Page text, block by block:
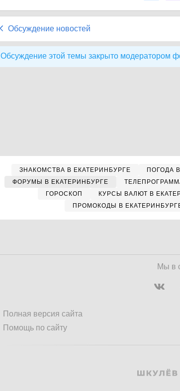
Обсуждение новостей
Обсуждение этой темы закрыто модератором
ЗНАКОМСТВА В ЕКАТЕРИНБУРГЕ ПОГОДА
ФОРУМЫ В ЕКАТЕРИНБУРГЕ
ГОРОСКОП
КУРСЫ ВАЛЮТ В
ПРОМОКОДЫ В
Мы в
Полная версия сайта
Помощь по сайту